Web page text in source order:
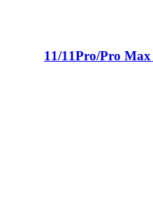
شابلون طبقات آیفون کیانلی 11/11Pro/Pro Max